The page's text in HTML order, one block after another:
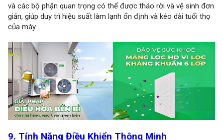
và các bộ phận quan trọng có thể được tháo rời và vệ sinh đơn
giản, giúp duy trì hiệu suất làm lạnh ổn định và kéo dài tuổi thọ
của máy.
9. Tính Năng Điều Khiển Thông Minh